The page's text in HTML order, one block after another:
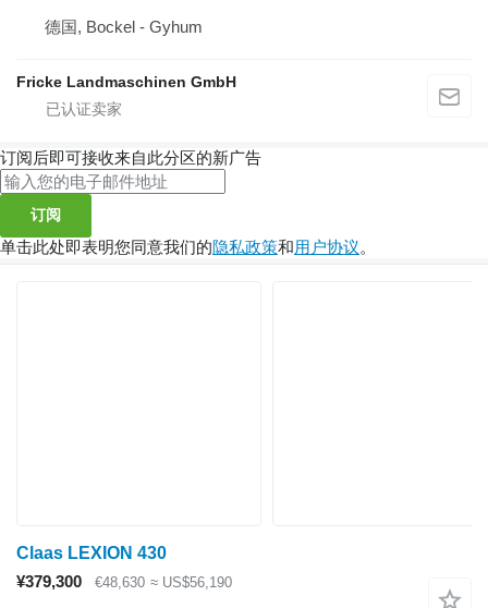
德国, Bockel - Gyhum
Fricke Landmaschinen GmbH
订阅后即可接收来自此分区的新广告
订阅
单击此处即表明您同意我们的隐私政策和用户协议。
Claas LEXION 430
¥379,300
€48,630 ≈ US$56,190